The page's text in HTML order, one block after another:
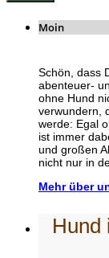
Moin
Schön, dass
abenteuer-
ohne Hund
verwundern,
werde: Egal
ist immer
und großen
nicht nur in
Mehr über
Hund